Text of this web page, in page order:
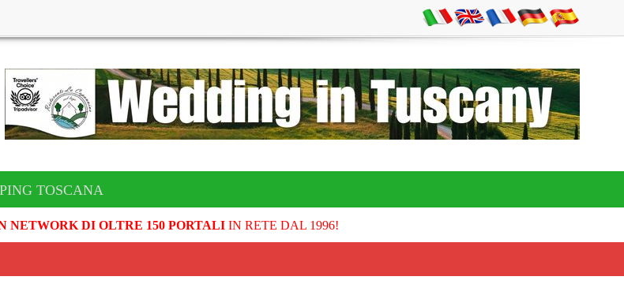
TOSCANA
NETWORK DI OLTRE 150 PORTALIIN RETE DAL 1996!